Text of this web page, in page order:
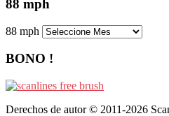
88 mph
88 mph
BONO !
Derechos de autor © 2011-2026